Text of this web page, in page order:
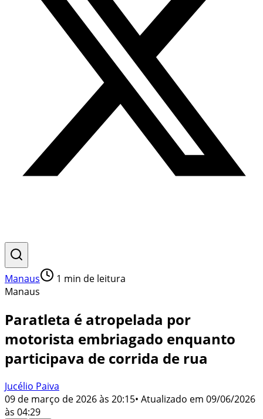
Manaus 1 min de leitura
Manaus
Paratleta é atropelada por
motorista embriagado enquanto
participava de corrida de rua
Jucélio Paiva
09 de março de 2026 às 20:15• Atualizado em 09/06/2026
às 04:29